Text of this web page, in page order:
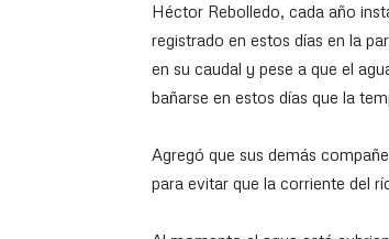
Héctor Rebolledo, cada año
registrado en estos días en la
en su caudal y pese a que el
bañarse en estos días que la
Agregó que sus demás
para evitar que la corriente del